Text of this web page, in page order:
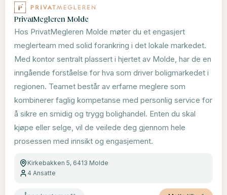
PrivatMegleren Molde
Hos PrivatMegleren Molde møter du et engasjert
meglerteam med solid forankring i det lokale markedet.
Med kontor sentralt plassert i hjertet av Molde, har de en
inngående forståelse for hva som driver boligmarkedet i
regionen. Teamet består av erfarne meglere som
kombinerer faglig kompetanse med personlig service for
å sikre en smidig og trygg bolighandel. Enten du skal
kjøpe eller selge, vil de veilede deg gjennom hele
prosessen med innsikt og engasjement.
Kirkebakken 5, 6413 Molde
4 Ansatte